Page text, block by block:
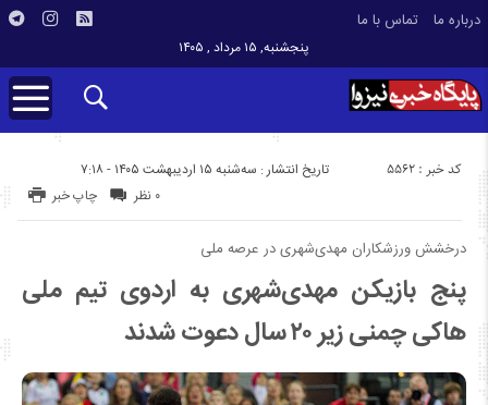
درباره ما تماس با ما
پنجشنبه, ۱۵ مرداد , ۱۴۰۵
تاریخ انتشار : سه‌شنبه ۱۵ اردیبهشت ۱۴۰۵ - ۷:۱۸ کد خبر : 5562
چاپ خبر ۰ نظر
درخشش ورزشکاران مهدی‌شهری در عرصه ملی
پنج بازیکن مهدی‌شهری به اردوی تیم ملی
هاکی چمنی زیر ۲۰ سال دعوت شدند